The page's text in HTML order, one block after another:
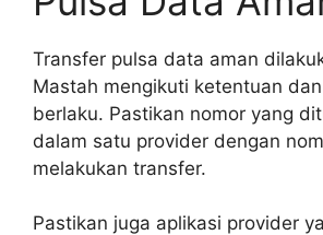
Transfer pulsa data aman
Mastah mengikuti ketentuan
berlaku. Pastikan nomor yang
dalam satu provider dengan
melakukan transfer.
Pastikan juga aplikasi provider